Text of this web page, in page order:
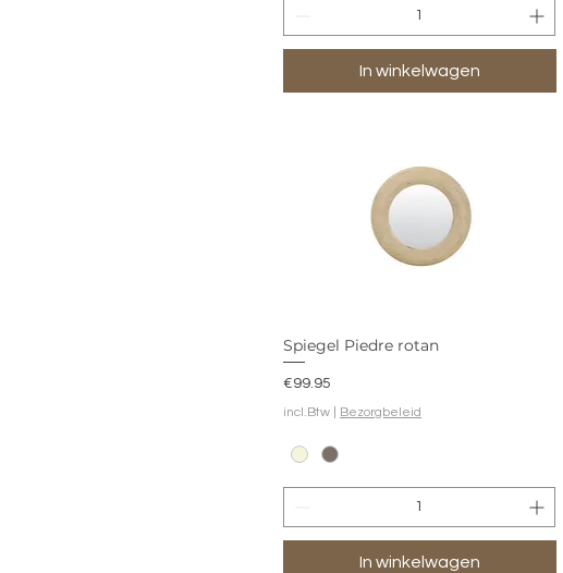
In winkelwagen
Spiegel Piedre rotan
Prijs
€99.95
incl.Btw Bezorgbeleid
In winkelwagen